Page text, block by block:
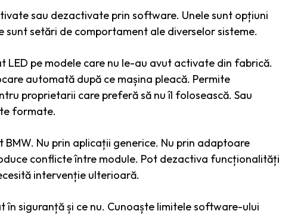
sau dezactivate prin software. Unele sunt opțiuni
setări de comportament ale diverselor sisteme.
pe modele care nu le-au avut activate din fabrică.
automată după ce mașina pleacă. Permite
proprietarii care preferă să nu îl folosească. Sau
formate.
Nu prin aplicații generice. Nu prin adaptoare
conflicte între module. Pot dezactiva funcționalități
intervenție ulterioară.
siguranță și ce nu. Cunoaște limitele software-ului